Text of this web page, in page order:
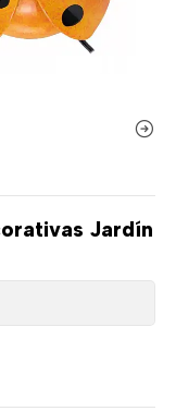
Jardín